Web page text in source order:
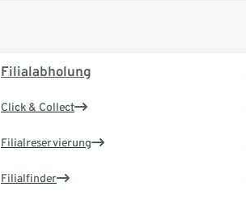
Filialabholung
Click & Collect
Filialreservierung
Filialfinder